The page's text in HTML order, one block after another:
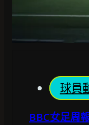
球員
BBC女足周